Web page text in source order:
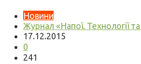
Новини
Журнал «Напої. Технології та
17.12.2015
0
241